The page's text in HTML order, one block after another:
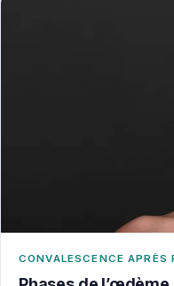
CONVALESCENCE APRÈS